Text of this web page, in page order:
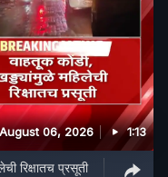
August 06, 2026 1:13
रिक्षातच प्रसूती